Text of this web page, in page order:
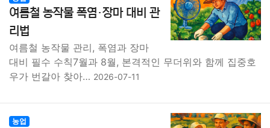
여름철 농작물 폭염·장마 대비 관
리법
여름철 농작물 관리, 폭염과 장마
대비 필수 수칙7월과 8월, 본격적인 무더위와 함께 집중호
우가 번갈아 찾아… 2026-07-11
농업